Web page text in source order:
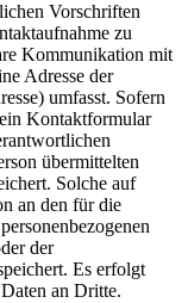
Vorschriften
zu
Kommunikation mit
Adresse der
umfasst. Sofern
Kontaktformular
übermittelten
Solche auf
an den für die
der
Es erfolgt
an Dritte.